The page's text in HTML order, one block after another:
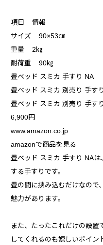
項目 情報
サイズ 90×53㎝
重量 2㎏
耐荷重 90㎏
畳ベッド スミカ 手すり NA
畳ベッド スミカ 別売り 手す
畳ベッド スミカ 別売り 手す
6,900円
www.amazon.co.jp
amazonで商品を見る
畳ベッド スミカ 手すり NA
する手すりです。
畳の間に挟み込むだけなので
魅力があります。
また、たったこれだけの設置
してくれるのも嬉しいポイン